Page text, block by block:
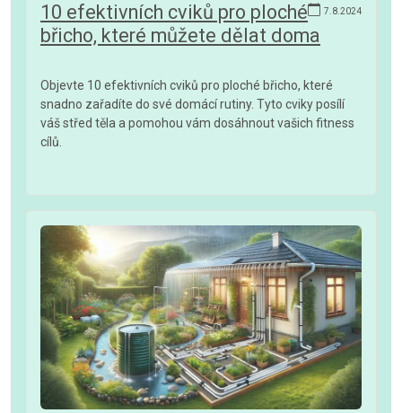
7.8.2024
10 efektivních cviků pro ploché
břicho, které můžete dělat doma
Objevte 10 efektivních cviků pro ploché břicho, které
snadno zařadíte do své domácí rutiny. Tyto cviky posílí
váš střed těla a pomohou vám dosáhnout vašich fitness
cílů.